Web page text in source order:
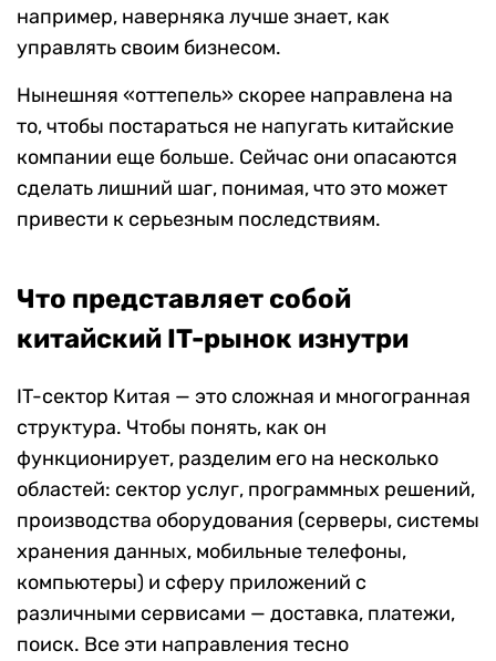
например, наверняка лучше знает, как
управлять своим бизнесом.
Нынешняя «оттепель» скорее направлена на
то, чтобы постараться не напугать китайские
компании еще больше. Сейчас они опасаются
сделать лишний шаг, понимая, что это может
привести к серьезным последствиям.
Что представляет собой
китайский IT-рынок изнутри
IT-сектор Китая — это сложная и многогранная
структура. Чтобы понять, как он
функционирует, разделим его на несколько
областей: сектор услуг, программных решений,
производства оборудования (серверы, системы
хранения данных, мобильные телефоны,
компьютеры) и сферу приложений с
различными сервисами — доставка, платежи,
поиск. Все эти направления тесно